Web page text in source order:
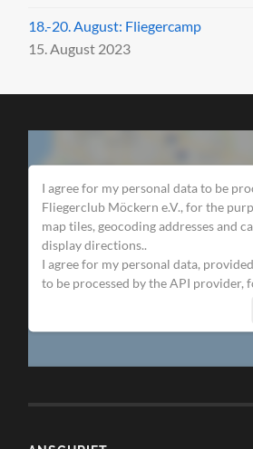
18.-20. August: Fliegercamp
15. August 2023
I agree for my personal data to be
Fliegerclub Möckern e.V., for the
map tiles, geocoding addresses and
display directions..
I agree for my personal data,
to be processed by the API provider,